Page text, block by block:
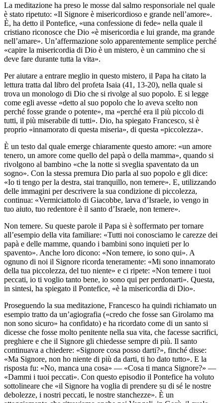
La meditazione ha preso le mosse dal salmo responsoriale nel quale
è stato ripetuto: «Il Signore è misericordioso e grande nell’amore».
È, ha detto il Pontefice, «una confessione di fede» nella quale il
cristiano riconosce che Dio «è misericordia e lui grande, ma grande
nell’amare». Un’affermazione solo apparentemente semplice perché
«capire la misericordia di Dio è un mistero, è un cammino che si
deve fare durante tutta la vita».
Per aiutare a entrare meglio in questo mistero, il Papa ha citato la
lettura tratta dal libro del profeta Isaia (41, 13-20), nella quale si
trova un monologo di Dio che si rivolge al suo popolo. E si legge
come egli avesse «detto al suo popolo che lo aveva scelto non
perché fosse grande o potente», ma «perché era il più piccolo di
tutti, il più miserabile di tutti». Dio, ha spiegato Francesco, si è
proprio «innamorato di questa miseria», di questa «piccolezza».
È un testo dal quale emerge chiaramente questo amore: «un amore
tenero, un amore come quello del papà o della mamma», quando si
rivolgono al bambino «che la notte si sveglia spaventato da un
sogno». Con la stessa premura Dio parla al suo popolo e gli dice:
«Io ti tengo per la destra, stai tranquillo, non temere». E, utilizzando
delle immagini per descrivere la sua condizione di piccolezza,
continua: «Vermiciattolo di Giacobbe, larva d’Israele, io vengo in
tuo aiuto, tuo redentore è il santo d’Israele, non temere».
Non temere. Su queste parole il Papa si è soffermato per tornare
all’esempio della vita familiare: «Tutti noi conosciamo le carezze dei
papà e delle mamme, quando i bambini sono inquieti per lo
spavento». Anche loro dicono: «Non temere, io sono qui». A
ognuno di noi il Signore ricorda teneramente: «Mi sono innamorato
della tua piccolezza, del tuo niente» e ci ripete: «Non temere i tuoi
peccati, io ti voglio tanto bene, io sono qui per perdonarti». Questa,
in sintesi, ha spiegato il Pontefice, «è la misericordia di Dio».
Proseguendo la sua meditazione, Francesco ha quindi richiamato un
esempio tratto da un’agiografia («credo che fosse san Girolamo ma
non sono sicuro» ha confidato) e ha ricordato come di un santo si
dicesse che fosse molto penitente nella sua vita, che facesse sacrifici,
preghiere e che il Signore gli chiedesse sempre di più. Il santo
continuava a chiedere: «Signore cosa posso darti?», finché disse:
«Ma Signore, non ho niente di più da darti, ti ho dato tutto». E la
risposta fu: «No, manca una cosa» — «Cosa ti manca Signore?» —
«Dammi i tuoi peccati». Con questo episodio il Pontefice ha voluto
sottolineare che «il Signore ha voglia di prendere su di sé le nostre
debolezze, i nostri peccati, le nostre stanchezze». È un